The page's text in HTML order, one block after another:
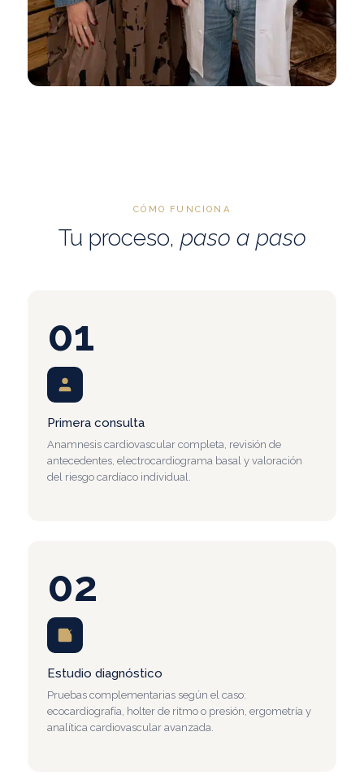
CÓMO FUNCIONA
Tu proceso, paso a paso
01
Primera consulta
Anamnesis cardiovascular completa, revisión de
antecedentes, electrocardiograma basal y valoración
del riesgo cardíaco individual.
02
Estudio diagnóstico
Pruebas complementarias según el caso:
ecocardiografía, holter de ritmo o presión, ergometría y
analítica cardiovascular avanzada.